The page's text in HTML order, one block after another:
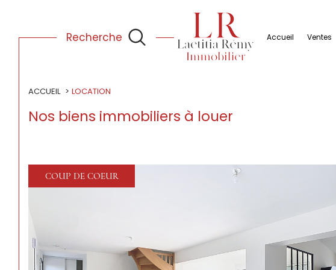
accueil ventes
nos partenaires
Recherche
ACCUEIL LOCATION
Nos biens immobiliers à louer
COUP DE COEUR